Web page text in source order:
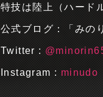
特技は陸上（ハード
公式ブログ：「みの
Twitter :
Instagram : minudo